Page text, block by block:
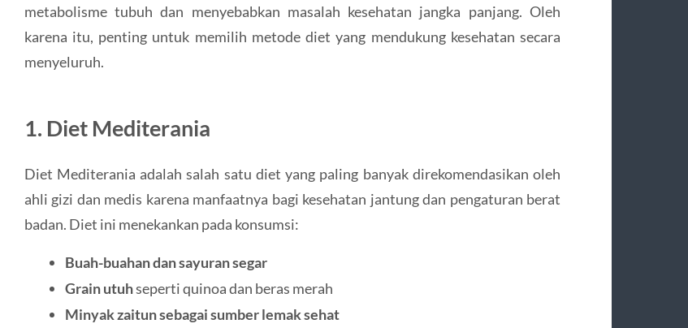
metabolisme tubuh dan menyebabkan masalah kesehatan jangka panjang. Oleh
karena itu, penting untuk memilih metode diet yang mendukung kesehatan secara
menyeluruh.
1. Diet Mediterania
Diet Mediterania adalah salah satu diet yang paling banyak direkomendasikan oleh
ahli gizi dan medis karena manfaatnya bagi kesehatan jantung dan pengaturan berat
badan. Diet ini menekankan pada konsumsi:
Buah-buahan dan sayuran segar
Grain utuhseperti quinoa dan beras merah
Minyak zaitun sebagai sumber lemak sehat